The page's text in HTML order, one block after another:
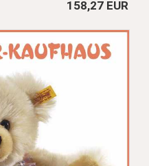
158,27 EUR